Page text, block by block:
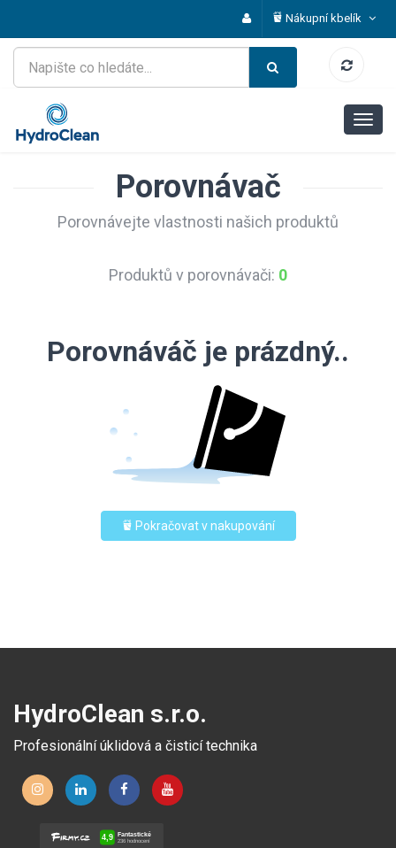
Nákupní kbelík
Porovnávač
Porovnávejte vlastnosti našich produktů
Produktů v porovnávači: 0
Porovnáváč je prázdný..
Pokračovat v nakupování
HydroClean s.r.o.
Profesionální úklidová a čisticí technika